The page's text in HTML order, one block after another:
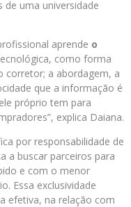
uma universidade
aprende o
como forma
corretor; a abordagem, a
que a informação é
próprio tem para
explica Daiana.
por responsabilidade de
a buscar parceiros para
e com o menor
Essa exclusividade
efetiva, na relação com